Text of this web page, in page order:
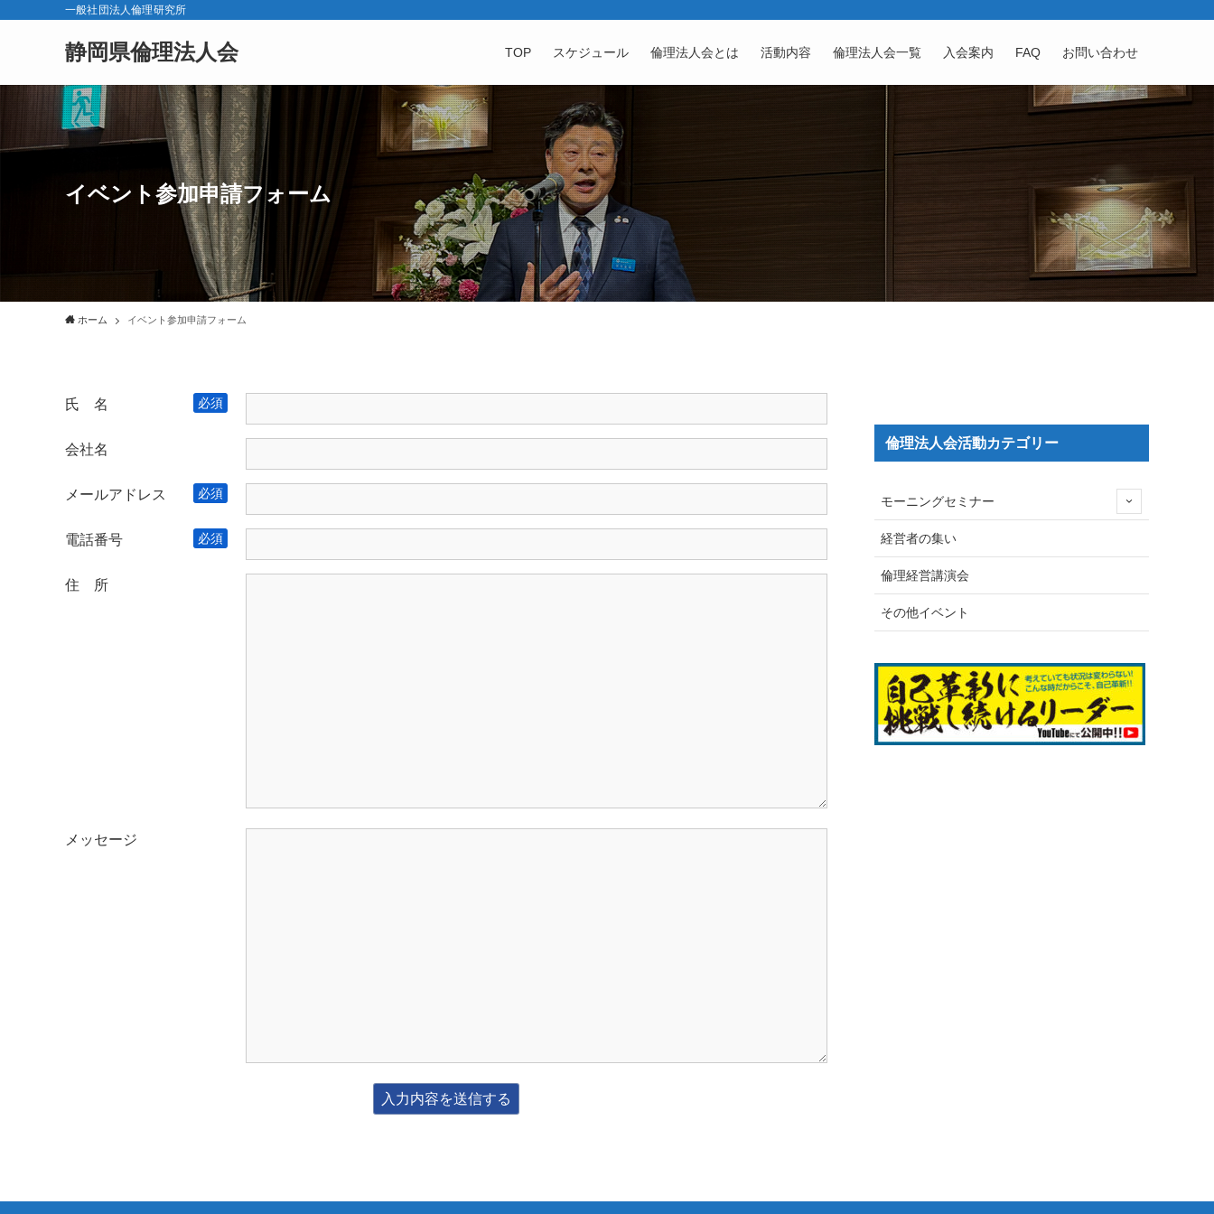
一般社団法人倫理研究所
静岡県倫理法人会 TOP スケジュール 倫理法人会とは 活動内容 倫理法人会一覧 入会案内 FAQ お問い合わせ
イベント参加申請フォーム
ホーム イベント参加申請フォーム
氏 名
会社名
メールアドレス
電話番号
住 所
メッセージ
倫理法人会活動カテゴリー
モーニングセミナー
経営者の集い
倫理経営講演会
その他イベント